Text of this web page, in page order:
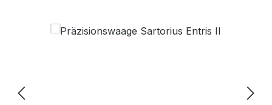
Bildergalerie überspringen